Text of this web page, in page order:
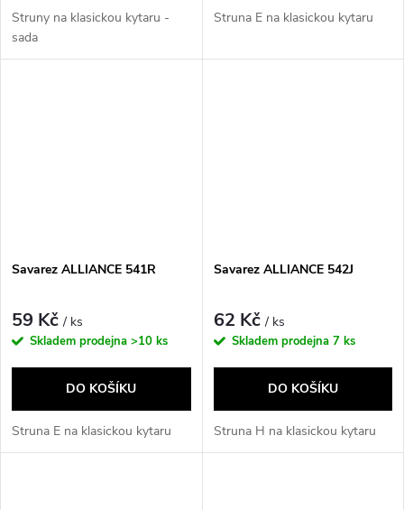
Struny na klasickou kytaru -
sada
Struna E na klasickou kytaru
Savarez ALLIANCE 541R
59 Kč/ ks
Skladem prodejna >10 ks
DO KOŠÍKU
Struna E na klasickou kytaru
Savarez ALLIANCE 542J
62 Kč/ ks
Skladem prodejna 7 ks
DO KOŠÍKU
Struna H na klasickou kytaru